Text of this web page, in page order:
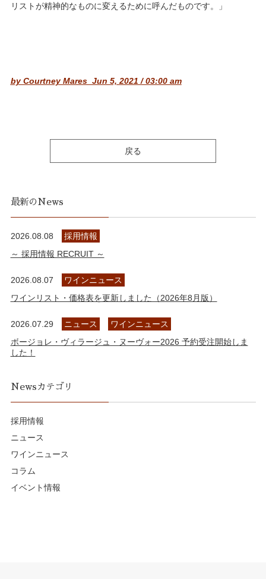
リストが精神的なものに変えるために呼んだものです。」
by Courtney Mares Jun 5, 2021 / 03:00 am
戻る
最新のNews
2026.08.08
採用情報
～ 採用情報 RECRUIT ～
2026.08.07
ワインニュース
ワインリスト・価格表を更新しました（2026年8月版）
2026.07.29 ニュース
ワインニュース
ボージョレ・ヴィラージュ・ヌーヴォー2026 予約受注開始しま
した！
Newsカテゴリ
採用情報
ニュース
ワインニュース
コラム
イベント情報